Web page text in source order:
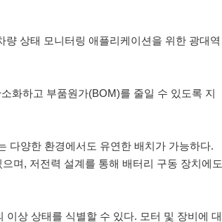
상태 모니터링 애플리케이션을 위한 광대역
화하고 부품원가(BOM)를 줄일 수 있도록 지
다양한 환경에서도 유연한 배치가 가능하다.
며, 저전력 설계를 통해 배터리 구동 장치에도
상 상태를 식별할 수 있다. 모터 및 장비에 대